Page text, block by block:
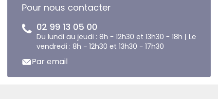
Pour nous contacter
02 99 13 05 00
Du lundi au jeudi : 8h - 12h30 et 13h30 - 18h | Le
vendredi : 8h - 12h30 et 13h30 - 17h30
Par email